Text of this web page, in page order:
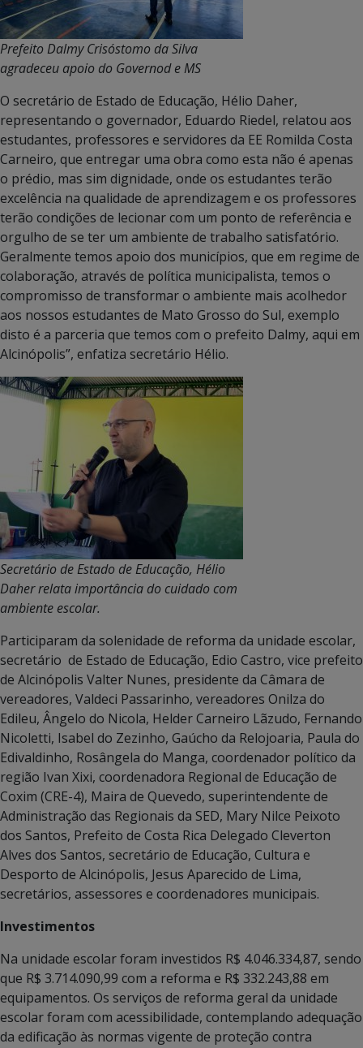
Prefeito Dalmy Crisóstomo da Silva
agradeceu apoio do Governod e MS
O secretário de Estado de Educação, Hélio Daher,
representando o governador, Eduardo Riedel, relatou aos
estudantes, professores e servidores da EE Romilda Costa
Carneiro, que entregar uma obra como esta não é apenas
o prédio, mas sim dignidade, onde os estudantes terão
excelência na qualidade de aprendizagem e os professores
terão condições de lecionar com um ponto de referência e
orgulho de se ter um ambiente de trabalho satisfatório.
Geralmente temos apoio dos municípios, que em regime de
colaboração, através de política municipalista, temos o
compromisso de transformar o ambiente mais acolhedor
aos nossos estudantes de Mato Grosso do Sul, exemplo
disto é a parceria que temos com o prefeito Dalmy, aqui em
Alcinópolis”, enfatiza secretário Hélio.
Secretário de Estado de Educação, Hélio
Daher relata importância do cuidado com
ambiente escolar.
Participaram da solenidade de reforma da unidade escolar,
secretário de Estado de Educação, Edio Castro, vice prefeito
de Alcinópolis Valter Nunes, presidente da Câmara de
vereadores, Valdeci Passarinho, vereadores Onilza do
Edileu, Ângelo do Nicola, Helder Carneiro Lãzudo, Fernando
Nicoletti, Isabel do Zezinho, Gaúcho da Relojoaria, Paula do
Edivaldinho, Rosângela do Manga, coordenador político da
região Ivan Xixi, coordenadora Regional de Educação de
Coxim (CRE-4), Maira de Quevedo, superintendente de
Administração das Regionais da SED, Mary Nilce Peixoto
dos Santos, Prefeito de Costa Rica Delegado Cleverton
Alves dos Santos, secretário de Educação, Cultura e
Desporto de Alcinópolis, Jesus Aparecido de Lima,
secretários, assessores e coordenadores municipais.
Investimentos
Na unidade escolar foram investidos R$ 4.046.334,87, sendo
que R$ 3.714.090,99 com a reforma e R$ 332.243,88 em
equipamentos. Os serviços de reforma geral da unidade
escolar foram com acessibilidade, contemplando adequação
da edificação às normas vigente de proteção contra